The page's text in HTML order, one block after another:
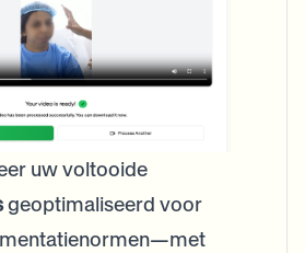
uw voltooide
geoptimaliseerd voor